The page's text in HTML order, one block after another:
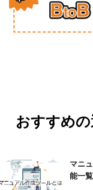
おすすめ
マニ
能一